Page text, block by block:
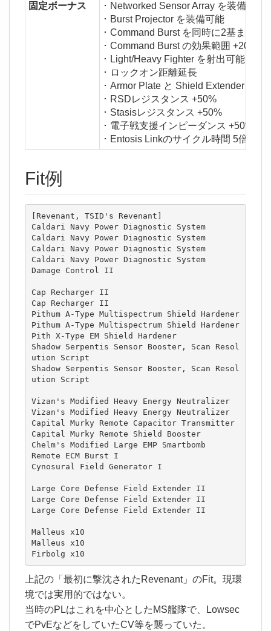
固定ボーナス
･ Networked Sensor Array を装備可能
･ Burst Projector を装備可能
･ Command Burst を同時に2基まで起
･ Command Burst の効果範囲 +200%
･ Light/Heavy Fighter を射出可能
･ ロックオン距離延長
･ Armor Plate と Shield Extender の効
･ RSDレジスタンス +50%
･ Stasisレジスタンス +50%
･ 電子戦支援インピーダンス +50%
･ Entosis Linkのサイクル時間 5倍
Fit例
[Revenant, TSID's Revenant]
Caldari Navy Power Diagnostic System
Caldari Navy Power Diagnostic System
Caldari Navy Power Diagnostic System
Caldari Navy Power Diagnostic System
Damage Control II
Cap Recharger II
Cap Recharger II
Pithum A-Type Multispectrum Shield Hardener
Pithum A-Type Multispectrum Shield Hardener
Pith X-Type EM Shield Hardener
Shadow Serpentis Sensor Booster, Scan Resol
ution Script
Shadow Serpentis Sensor Booster, Scan Resol
ution Script
Vizan's Modified Heavy Energy Neutralizer
Vizan's Modified Heavy Energy Neutralizer
Capital Murky Remote Capacitor Transmitter
Capital Murky Remote Shield Booster
Chelm's Modified Large EMP Smartbomb
Remote ECM Burst I
Cynosural Field Generator I
Large Core Defense Field Extender II
Large Core Defense Field Extender II
Large Core Defense Field Extender II
Malleus x10
Malleus x10
Firbolg x10
上記の「最初に撃沈されたRevenant」のFit。現環
境では実用的ではない。
当時のPLはこれを中心としたMS艦隊で、Lowsec
でPvEなどをしていたCV等を襲っていた。